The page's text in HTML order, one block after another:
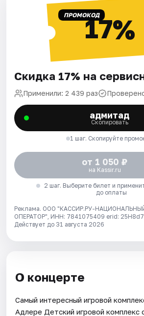
ПРОМОКОД17%
Скидка 17% на
Применили: 2 439 раз
адмитад
Скопировать
1 шаг. Скопируйте
от 1 050 ₽
на Kassir.ru
2 шаг. Выберите билет и
до оплаты
Реклама. ООО "КАССИР.РУ-
ОПЕРАТОР", ИНН: 7841075409 erid:
Действует до 31 августа 2026
О концерте
Самый интересный игровой
Адлере Детский игровой комплекс